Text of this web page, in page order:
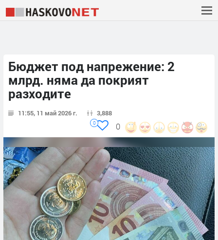
Бюджет под напрежение: 2
млрд. няма да покрият
разходите
11:55, 11 май 2026 г. 3,888
0
0